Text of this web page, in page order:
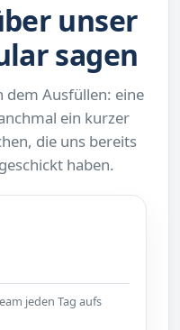
unser
sagen
dem Ausfüllen: eine
ein kurzer
die uns bereits
haben.
jeden Tag aufs